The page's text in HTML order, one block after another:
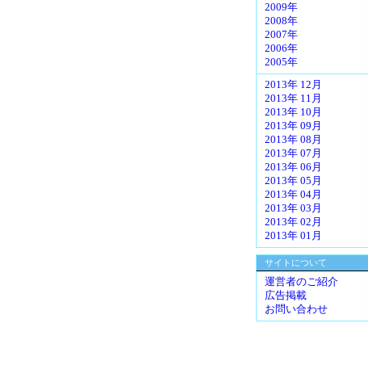
2009年
2008年
2007年
2006年
2005年
2013年 12月
2013年 11月
2013年 10月
2013年 09月
2013年 08月
2013年 07月
2013年 06月
2013年 05月
2013年 04月
2013年 03月
2013年 02月
2013年 01月
サイトについて
運営者のご紹介
広告掲載
お問い合わせ